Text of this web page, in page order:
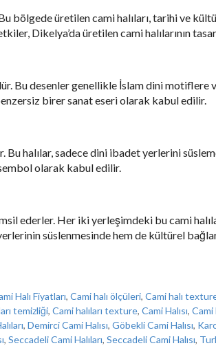
bölgede üretilen cami halıları, tarihi ve
Dikelya’da üretilen cami halılarının
Bu desenler genellikle İslam dini motiflere
birer sanat eseri olarak kabul edilir.
halılar, sadece dini ibadet yerlerini
olarak kabul edilir.
ederler. Her iki yerleşimdeki bu cami
süslenmesinde hem de kültürel
Halı Fiyatları, Cami halı ölçüleri, Cami halı
temizliği, Cami halıları texture, Cami Halısı, Cami
, Demirci Cami Halısı, Göbekli Cami Halısı,
, Seccadeli Cami Halıları, Seccadeli Cami Halısı,